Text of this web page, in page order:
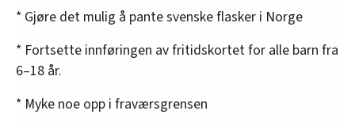
* Gjøre det mulig å pante svenske flasker i Norge
* Fortsette innføringen av fritidskortet for alle barn fra
6–18 år.
* Myke noe opp i fraværsgrensen